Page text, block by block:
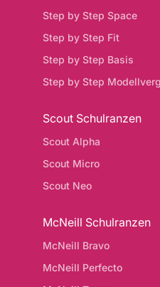
Step by Step Space
Step by Step Fit
Step by Step Basis
Step by Step
Scout Schulranzen
Scout Alpha
Scout Micro
Scout Neo
McNeill Schulranzen
McNeill Bravo
McNeill Perfecto